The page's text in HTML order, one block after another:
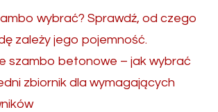
wybrać? Sprawdź, od czego
zależy jego pojemność.
szambo betonowe – jak wybrać
zbiornik dla wymagających